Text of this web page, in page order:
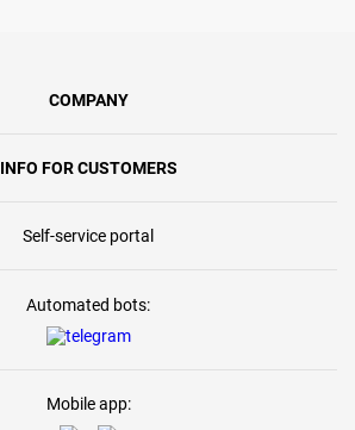
COMPANY
INFO FOR CUSTOMERS
Self-service portal
Automated bots:
Mobile app: